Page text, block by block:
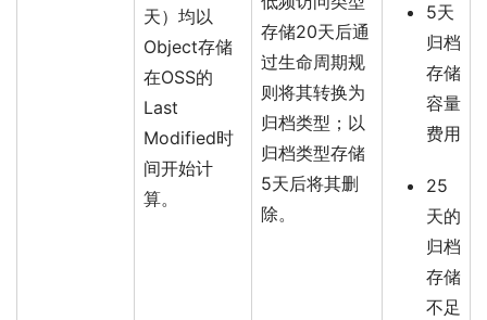
天）均以
Object存储
在OSS的
Last
Modified时
间开始计
算。
存储20天后通
过生命周期规
则将其转换为
归档类型；以
归档类型存储
5天后将其删
除。
5天
归档
存储
容量
费用
25
天的
归档
存储
不足